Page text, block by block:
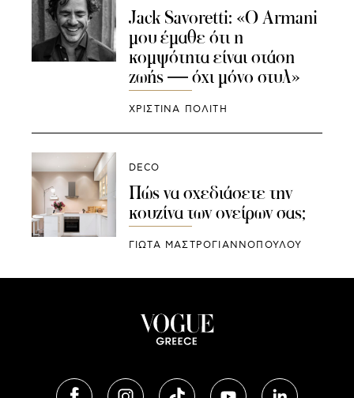
Jack Savoretti: «Ο Armani
μου έμαθε ότι η
κομψότητα είναι στάση
ζωής — όχι μόνο στυλ»
ΧΡΙΣΤΙΝΑ ΠΟΛΙΤΗ
DECO
Πώς να σχεδιάσετε την
κουζίνα των ονείρων σας;
ΓΙΩΤΑ ΜΑΣΤΡΟΓΙΑΝΝΟΠΟΥΛΟΥ